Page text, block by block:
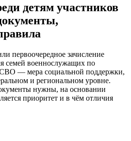
детям участников
первоочередное зачисление
семей военнослужащих по
СВО — мера социальной поддержки,
и региональном уровне.
нужны, на основании
приоритет и в чём отличия